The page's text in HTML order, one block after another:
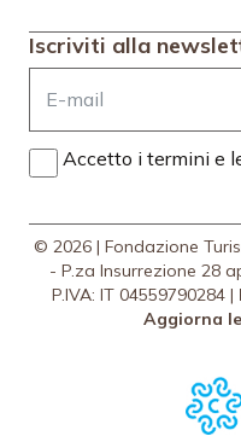
Iscriviti alla
Accetto i termini e
© 2026 | Fondazione
- P.za Insurrezione 28
P.IVA: IT 04559790284 |
Aggiorna